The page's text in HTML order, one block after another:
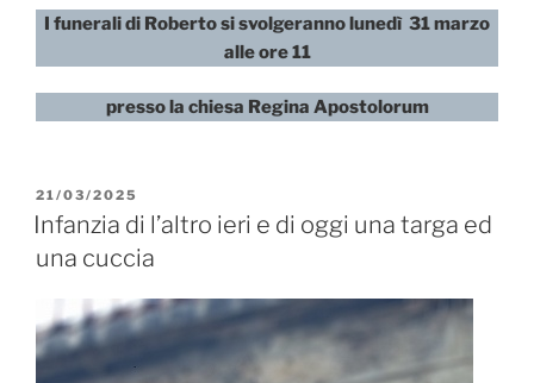
I funerali di Roberto si svolgeranno lunedì 31 marzo
alle ore 11
presso la chiesa Regina Apostolorum
PUBBLICATO
IL
21/03/2025
Infanzia di l’altro ieri e di oggi una targa ed
una cuccia